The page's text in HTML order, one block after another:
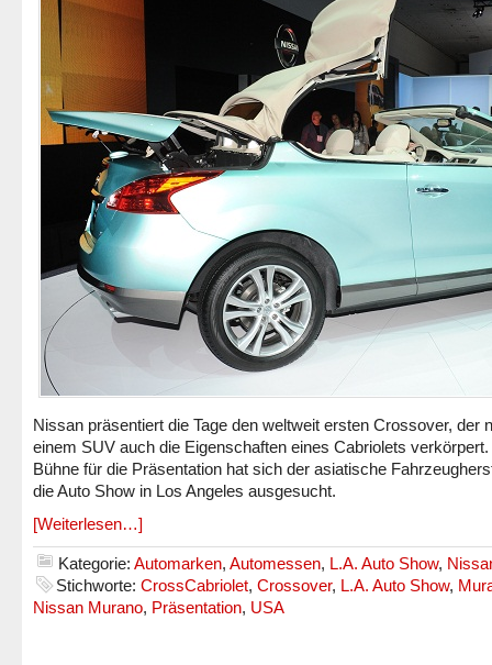
Nissan präsentiert die Tage den weltweit ersten Crossover, der
einem SUV auch die Eigenschaften eines Cabriolets verkörpert.
Bühne für die Präsentation hat sich der asiatische
die Auto Show in Los Angeles ausgesucht.
[Weiterlesen…]
Kategorie: Automarken, Automessen, L.A. Auto Show,
Stichworte: CrossCabriolet, Crossover, L.A. Auto Show,
Nissan Murano, Präsentation, USA